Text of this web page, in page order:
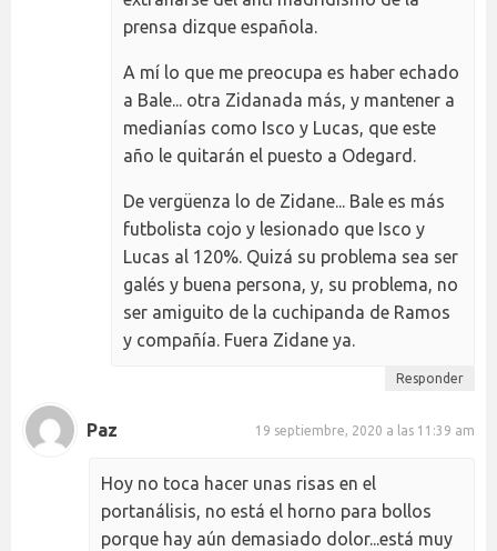
prensa dizque española.
A mí lo que me preocupa es haber echado
a Bale... otra Zidanada más, y mantener a
medianías como Isco y Lucas, que este
año le quitarán el puesto a Odegard.
De vergüenza lo de Zidane... Bale es más
futbolista cojo y lesionado que Isco y
Lucas al 120%. Quizá su problema sea ser
galés y buena persona, y, su problema, no
ser amiguito de la cuchipanda de Ramos
y compañía. Fuera Zidane ya.
Responder
Paz 19 septiembre, 2020 a las 11:39 am
Hoy no toca hacer unas risas en el
portanálisis, no está el horno para bollos
porque hay aún demasiado dolor...está muy